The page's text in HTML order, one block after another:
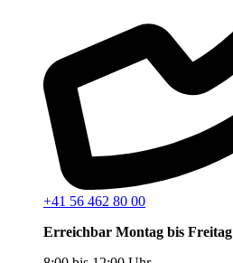
+41 56 462 80 00
Erreichbar Montag bis Freitag